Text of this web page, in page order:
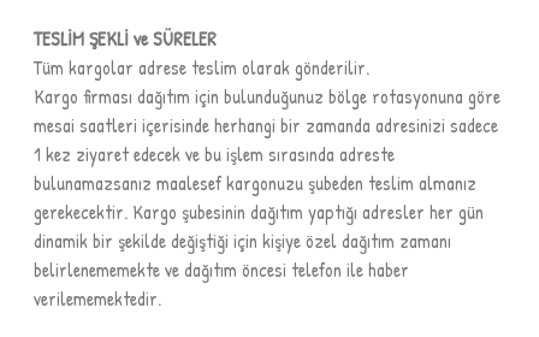
TESLİM ŞEKLİ ve SÜRELER
Tüm kargolar adrese teslim olarak gönderilir.
Kargo firması dağıtım için bulunduğunuz bölge rotasyonuna göre
mesai saatleri içerisinde herhangi bir zamanda adresinizi sadece
1 kez ziyaret edecek ve bu işlem sırasında adreste
bulunamazsanız maalesef kargonuzu şubeden teslim almanız
gerekecektir. Kargo şubesinin dağıtım yaptığı adresler her gün
dinamik bir şekilde değiştiği için kişiye özel dağıtım zamanı
belirlenememekte ve dağıtım öncesi telefon ile haber
verilememektedir.